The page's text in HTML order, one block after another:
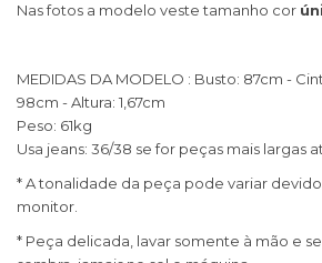
Nas fotos a modelo veste tamanho cor
​MEDIDAS DA MODELO : Busto: 87cm -
98cm - Altura: 1,67cm
Peso: 61kg
Usa jeans: 36/38 se for peças mais largas
* A tonalidade da peça pode variar
monitor.
* Peça delicada, lavar somente à mão e